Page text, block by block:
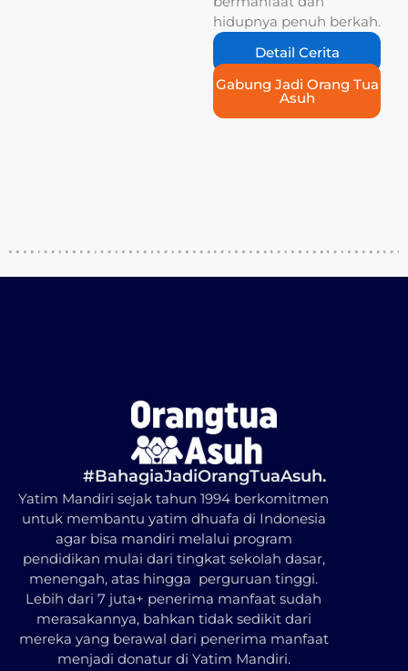
hidupnya penuh berkah.
Detail Cerita
Gabung Jadi Orang Tua
Asuh
#BahagiaJadiOrangTuaAsuh.
Yatim Mandiri sejak tahun 1994 berkomitmen
untuk membantu yatim dhuafa di Indonesia
agar bisa mandiri melalui program
pendidikan mulai dari tingkat sekolah dasar,
menengah, atas hingga perguruan tinggi.
Lebih dari 7 juta+ penerima manfaat sudah
merasakannya, bahkan tidak sedikit dari
mereka yang berawal dari penerima manfaat
menjadi donatur di Yatim Mandiri.